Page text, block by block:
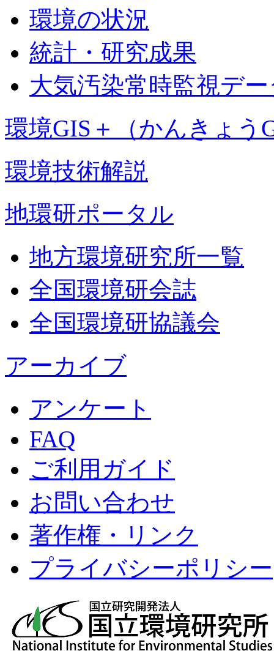
環境の状況
統計・研究成果
大気汚染常時監視デ
環境GIS＋（かんきょう
環境技術解説
地環研ポータル
地方環境研究所一覧
全国環境研会誌
全国環境研協議会
アーカイブ
アンケート
FAQ
ご利用ガイド
お問い合わせ
著作権・リンク
プライバシーポリシー